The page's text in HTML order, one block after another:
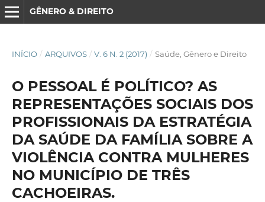
GÊNERO & DIREITO
INÍCIO / ARQUIVOS / V. 6 N. 2 (2017) / Saúde, Gênero e Direito
O PESSOAL É POLÍTICO? AS
REPRESENTAÇÕES SOCIAIS DOS
PROFISSIONAIS DA ESTRATÉGIA
DA SAÚDE DA FAMÍLIA SOBRE A
VIOLÊNCIA CONTRA MULHERES
NO MUNICÍPIO DE TRÊS
CACHOEIRAS.